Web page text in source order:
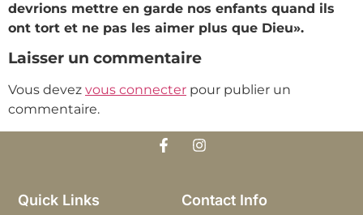
devrions mettre en garde nos enfants quand ils
ont tort et ne pas les aimer plus que Dieu».
Laisser un commentaire
Vous devez vous connecter pour publier un
commentaire.
Quick Links Contact Info